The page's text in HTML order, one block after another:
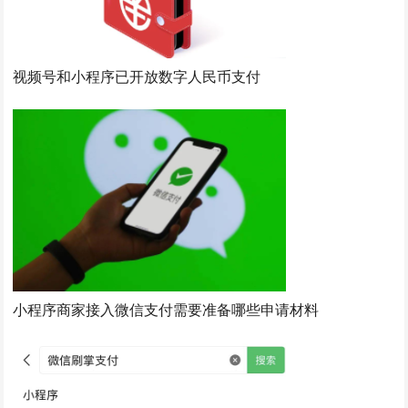
视频号和小程序已开放数字人民币支付
小程序商家接入微信支付需要准备哪些申请材料